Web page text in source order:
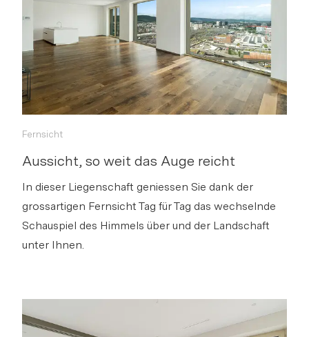
Fernsicht
Aussicht, so weit das Auge reicht
In dieser Liegenschaft geniessen Sie dank der
grossartigen Fernsicht Tag für Tag das wechselnde
Schauspiel des Himmels über und der Landschaft
unter Ihnen.